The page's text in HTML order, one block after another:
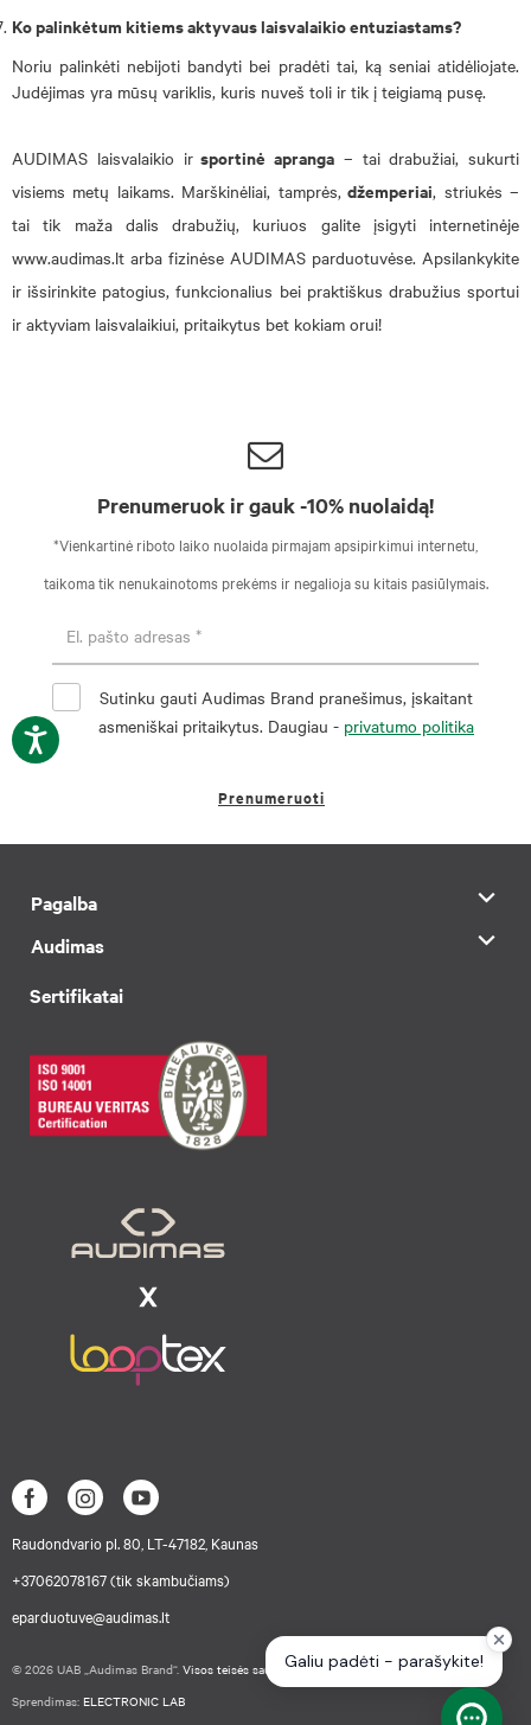
Ko palinkėtum kitiems aktyvaus laisvalaikio entuziastams?
Noriu palinkėti nebijoti bandyti bei pradėti tai, ką seniai atidėliojate.
Judėjimas yra mūsų variklis, kuris nuveš toli ir tik į teigiamą pusę.
AUDIMAS laisvalaikio irsportinė apranga – tai drabužiai, sukurti
visiems metų laikams. Marškinėliai, tamprės, džemperiai, striukės –
tai tik maža dalis drabužių, kuriuos galite įsigyti internetinėje
www.audimas.lt arba fizinėse AUDIMAS parduotuvėse. Apsilankykite
ir išsirinkite patogius, funkcionalius bei praktiškus drabužius sportui
ir aktyviam laisvalaikiui, pritaikytus bet kokiam orui!
Prenumeruok ir gauk -10% nuolaidą!
*Vienkartinė riboto laiko nuolaida pirmajam apsipirkimui internetu,
taikoma tik nenukainotoms prekėms ir negalioja su kitais pasiūlymais.
Sutinku gauti Audimas Brand pranešimus, įskaitant
asmeniškai pritaikytus. Daugiau - privatumo politika
Prenumeruoti
Pagalba
Audimas
Sertifikatai
Raudondvario pl. 80, LT-47182, Kaunas
+37062078167 (tik skambučiams)
eparduotuve@audimas.lt
© 2026 UAB „Audimas Brand“. Visos teisės saugomos.
Sprendimas: ELECTRONIC LAB